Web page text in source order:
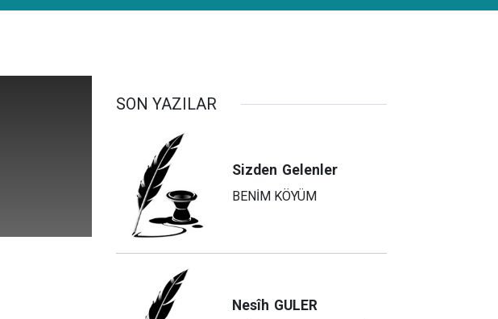
SON YAZILAR
Sizden Gelenler
BENİM KÖYÜM
Nesîh GULER